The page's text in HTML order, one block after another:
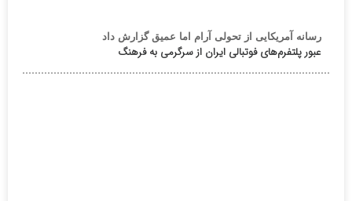
رسانه آمریکایی از تحولی آرام اما عمیق گزارش داد
عبور پلتفرم‌های فوتبالی ایران از سرگرمی به فرهنگ